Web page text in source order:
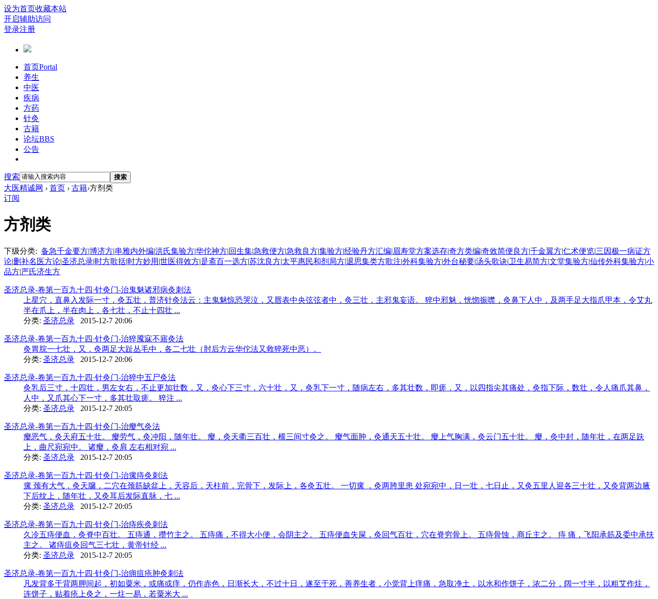
设为首页收藏本站
开启辅助访问
登录注册
首页Portal
养生
中医
疾病
方药
针灸
古籍
论坛BBS
公告
搜索 搜索
大医精诚网 › 首页 › 古籍›方剂类
订阅
方剂类
下级分类: 备急千金要方|博济方|串雅内外编|洪氏集验方|华佗神方|回生集|急救便方|急救良方|集验方|经验丹方汇编|眉寿堂方案选存|奇方类编|奇效简便良方|千金翼方|仁术便览|三因极一病证方
论|删补名医方论|圣济总录|时方歌括|时方妙用 |世医得效方|是斋百一选方|苏沈良方|太平惠民和剂局方|退思集类方歌注|外科集验方|外台秘要|汤头歌诀|卫生易简方|文堂集验方|仙传外科集验方|小
品方|严氏济生方
圣济总录-卷第一百九十四·针灸门-治鬼魅诸邪病灸刺法
上星穴，直鼻入发际一寸，灸五壮，普济针灸法云：主鬼魅惊恐哭泣，又唇表中央弦弦者中，灸三壮，主邪鬼妄语。 猝中邪魅，恍惚振噤，灸鼻下人中，及两手足大指爪甲本，令艾丸
半在爪上，半在肉上，各七壮，不止十四壮 ...
分类: 圣济总录 2015-12-7 20:06
圣济总录-卷第一百九十四·针灸门-治猝魇寐不寤灸法
灸胃脘一七壮，又，灸两足大趾丛毛中，各二七壮（肘后方云华佗法又救猝死中恶）。
分类: 圣济总录 2015-12-7 20:06
圣济总录-卷第一百九十四·针灸门-治猝中五尸灸法
灸乳后三寸，十四壮，男左女右，不止更加壮数，又，灸心下三寸，六十壮，又，灸乳下一寸，随病左右，多其壮数，即瘥，又，以四指尖其痛处，灸指下际，数壮，令人痛爪其鼻，
人中，又爪其心下一寸，多其壮取瘥。 猝注 ...
分类: 圣济总录 2015-12-7 20:05
圣济总录-卷第一百九十四·针灸门-治瘿气灸法
瘿恶气，灸天府五十壮。 瘿劳气，灸冲阳，随年壮。 瘿，灸天衢三百壮，横三间寸灸之。 瘿气面肿，灸通天五十壮。 瘿上气胸满，灸云门五十壮。 瘿，灸中封，随年壮，在两足趺
上，曲尺宛宛中。 诸瘿，灸肩 左右相对宛 ...
分类: 圣济总录 2015-12-7 20:05
圣济总录-卷第一百九十四·针灸门-治瘰痔灸刺法
瘰 颈有大气，灸天牖，二穴在颈筋缺盆上，天容后，天柱前，完骨下，发际上，各灸五壮。 一切瘰 ，灸两胯里患 处宛宛中，日一壮，七日止，又灸五里人迎各三十壮，又灸背两边腋
下后纹上，随年壮，又灸耳后发际直脉，七 ...
分类: 圣济总录 2015-12-7 20:05
圣济总录-卷第一百九十四·针灸门-治痔疾灸刺法
久冷五痔便血，灸脊中百壮。 五痔通，攒竹主之。 五痔痛，不得大小便，会阴主之。 五痔便血失屎，灸回气百壮，穴在脊穷骨上。 五痔骨蚀，商丘主之。 痔 痛，飞阳承筋及委中承扶
主之。 诸痔疽灸回气三七壮，黄帝针经 ...
分类: 圣济总录 2015-12-7 20:05
圣济总录-卷第一百九十四·针灸门-治痈疽疮肿灸刺法
凡发背多于背两胛间起，初如粟米，或痛或痒，仍作赤色，日渐长大，不过十日，遂至于死，善养生者，小觉背上痒痛，急取净土，以水和作饼子，浓二分，阔一寸半，以粗艾作炷，
连饼子，贴着疮上灸之，一炷一易，若粟米大 ...